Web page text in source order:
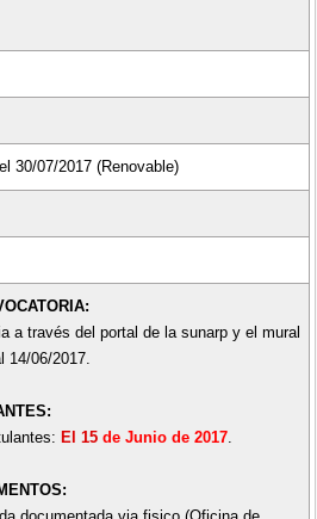
30/07/2017 (Renovable)
a través del portal de la sunarp y el mural
14/06/2017.
El 15 de Junio de 2017.